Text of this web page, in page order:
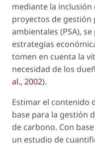
mediante la
proyectos de gestión
ambientales (PSA),
estrategias
tomen en cuenta la
necesidad de los
al., 2002).
Estimar el contenido
base para la gestión
de carbono. Con
un estudio de